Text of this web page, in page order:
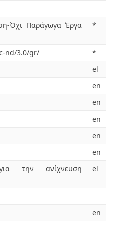
Όχι Παράγωγα Έργα
*
nd/3.0/gr/
*
el
en
en
en
en
en
την ανίχνευση
el
en